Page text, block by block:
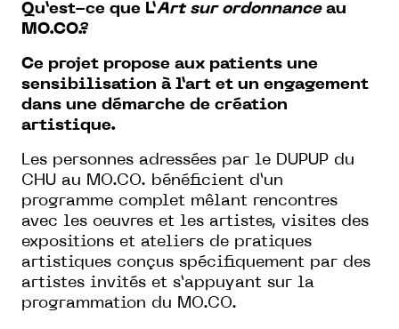
Qu’est-ce que L’Art sur ordonnanceau
MO.CO.?
Ce projet propose aux patients une
sensibilisation à l’art et un engagement
dans une démarche de création
artistique.
Les personnes adressées par le DUPUP du
CHU au MO.CO. bénéficient d’un
programme complet mêlant rencontres
avec les oeuvres et les artistes, visites des
expositions et ateliers de pratiques
artistiques conçus spécifiquement par des
artistes invités et s’appuyant sur la
programmation du MO.CO.